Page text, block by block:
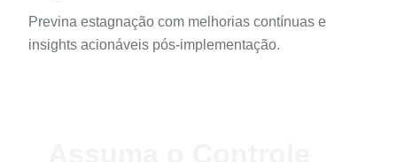
Previna estagnação com melhorias contínuas e
insights acionáveis pós-implementação.